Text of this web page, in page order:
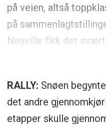
på veien, altså
på
Neuville fikk det
RALLY: Snøen
det andre
etapper skulle